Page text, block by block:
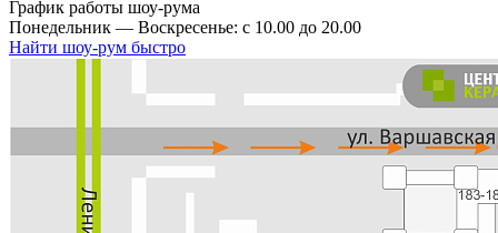
График работы шоу-рума
Понедельник — Воскресенье: с 10.00 до 20.00
Найти шоу-рум быстро